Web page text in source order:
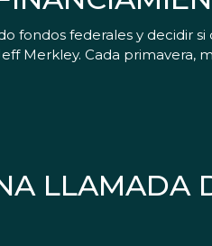
fondos federales y decidir
Merkley. Cada primavera,
LLAMADA